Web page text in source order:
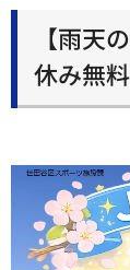
【雨天
休み無